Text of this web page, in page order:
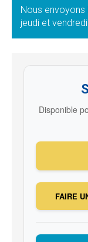
Nous envoyons
jeudi et vendredi
Disponible
FAIRE